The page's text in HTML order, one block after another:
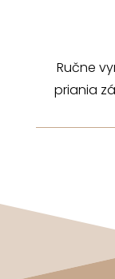
Ručne
priania